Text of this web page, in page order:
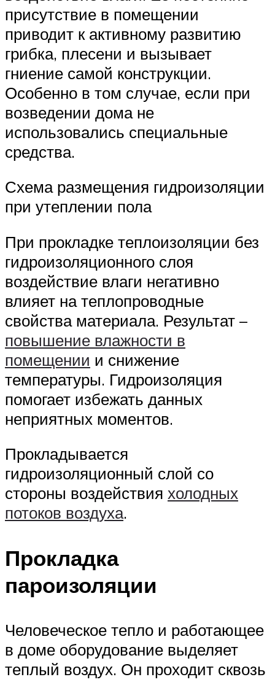
присутствие в помещении
приводит к активному развитию
грибка, плесени и вызывает
гниение самой конструкции.
Особенно в том случае, если при
возведении дома не
использовались специальные
средства.
Схема размещения гидроизоляции
при утеплении пола
При прокладке теплоизоляции без
гидроизоляционного слоя
воздействие влаги негативно
влияет на теплопроводные
свойства материала. Результат –
повышение влажности в
помещении и снижение
температуры. Гидроизоляция
помогает избежать данных
неприятных моментов.
Прокладывается
гидроизоляционный слой со
стороны воздействия холодных
потоков воздуха.
Прокладка
пароизоляции
Человеческое тепло и работающее
в доме оборудование выделяет
теплый воздух. Он проходит сквозь